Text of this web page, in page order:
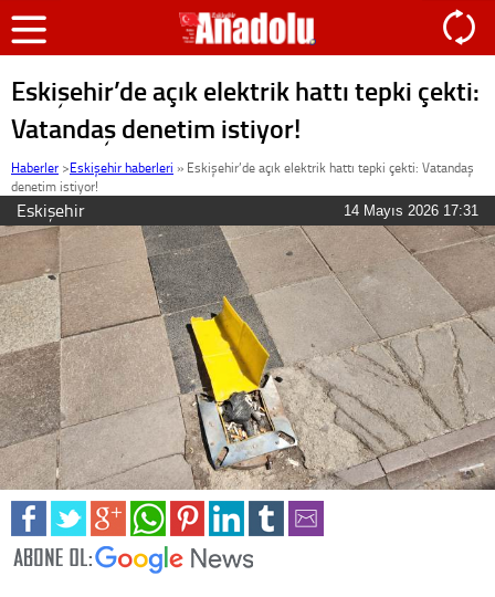
Eskişehir’de açık elektrik hattı tepki çekti:
Vatandaş denetim istiyor!
Haberler >Eskişehir haberleri » Eskişehir’de açık elektrik hattı tepki çekti: Vatandaş
denetim istiyor!
Eskişehir 14 Mayıs 2026 17:31